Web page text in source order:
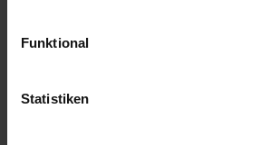
Funktional
Statistiken